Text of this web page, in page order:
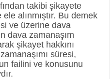
takibi şikayete
alınmıştır. Bu demek
ve üzerine dava
dava zamanaşım
şikayet hakkını
süresi,
failini ve konusunu